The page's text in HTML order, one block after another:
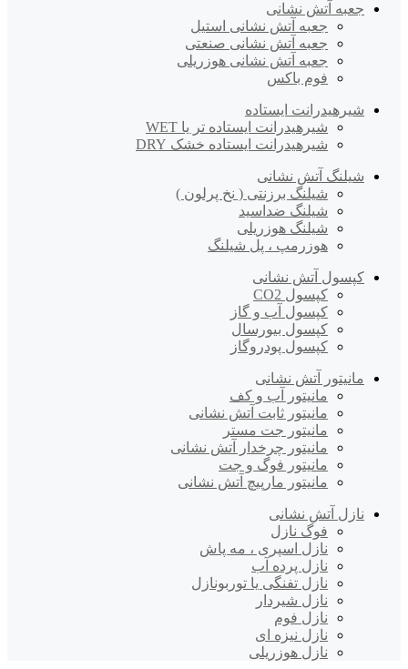
جعبه آتش نشانی
جعبه آتش نشانی استیل
جعبه آتش نشانی صنعتی
جعبه آتش نشانی هوزریلی
فوم باکس
شیرهیدرانت ایستاده
شیرهیدرانت ایستاده تر یا WET
شیرهیدرانت ایستاده خشک DRY
شیلنگ آتش نشانی
شیلنگ برزنتی ( نخ پرلون )
شیلنگ ضداسید
شیلنگ هوزریلی
هوزرمپ ، پل شیلنگ
کپسول آتش نشانی
کپسول CO2
کپسول آب و گاز
کپسول بیورسال
کپسول پودروگاز
مانیتور آتش نشانی
مانیتور آب و کف
مانیتور ثابت آتش نشانی
مانیتور جت مستر
مانیتور چرخدار آتش نشانی
مانیتور فوگ و جت
مانیتور مارپیچ آتش نشانی
نازل آتش نشانی
فوگ نازل
نازل اسپری ، مه پاش
نازل پرده آب
نازل تفنگی یا توربونازل
نازل شیردار
نازل فوم
نازل نیزه ای
نازل هوزریلی